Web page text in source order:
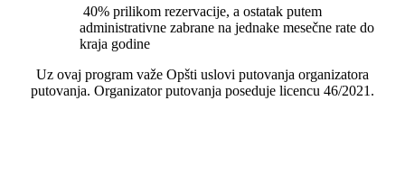
40% prilikom rezervacije, a ostatak putem
administrativne zabrane na jednake mesečne rate do
kraja godine
Uz ovaj program važe Opšti uslovi putovanja organizatora
putovanja. Organizator putovanja poseduje licencu 46/2021.